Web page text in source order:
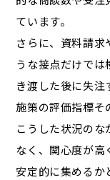
ています。
さらに、資料請求
うな接点だけでは
き渡した後に失
施策の評価指標そ
こうした状況のな
なく、関心度が高
安定的に集めるか